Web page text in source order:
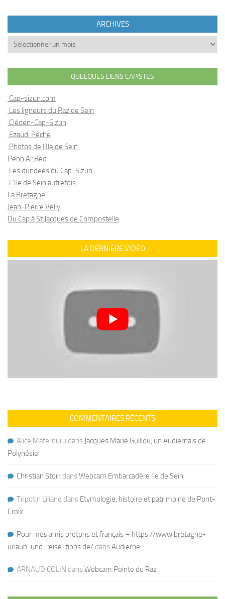
ARCHIVES
Archives
QUELQUES LIENS CAPISTES
Cap-sizun.com
Les ligneurs du Raz de Sein
Cléden-Cap-Sizun
Ezaudi Pêche
Photos de l'Ile de Sein
Penn Ar Bed
Les dundees du Cap-Sizun
L'Ile de Sein autrefois
La Bretagne
Jean-Pierre Velly
Du Cap à St Jacques de Compostelle
LA DERNIÈRE VIDÉO
COMMENTAIRES RÉCENTS
Alice Materouru dans Jacques Marie Guillou, un Audiernais de
Polynésie
Christian Storr dans Webcam Embarcadère Ile de Sein
Tripotin Liliane dans Etymologie, histoire et patrimoine de Pont-
Croix
Pour mes amis bretons et français – https://www.bretagne-
urlaub-und-reise-tipps.de/ dans Audierne
ARNAUD COLIN dans Webcam Pointe du Raz